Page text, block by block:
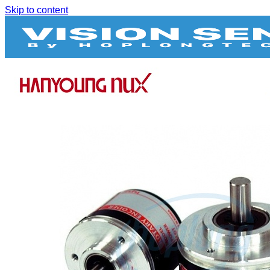
Skip to content
Cảm biến áp suất
Cảm biến cửa
Cảm biến hình ảnh
Cảm biến quang
Cảm biến sợi quang
Cảm biến tiệm cận
Cảm biến vùng